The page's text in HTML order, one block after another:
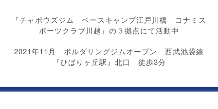
『チャボウズジム ベースキャンプ江戸川橋 コナミス
ポーツクラブ川越』の３拠点にて活動中
2021年11月 ボルダリングジムオープン 西武池袋線
『ひばりヶ丘駅』北口 徒歩3分